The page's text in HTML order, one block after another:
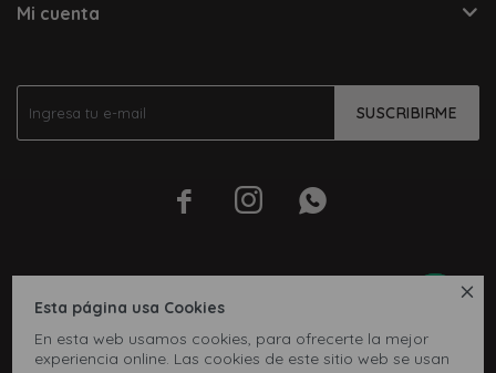

Esta página usa Cookies
En esta web usamos cookies, para ofrecerte la mejor
experiencia online. Las cookies de este sitio web se usan
SUSCRIBIRME
  
Mi cuenta